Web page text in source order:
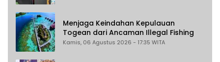
Menjaga Keindahan Kepulauan
Togean dari Ancaman Illegal Fishing
Kamis, 06 Agustus 2026 - 17:35 WITA